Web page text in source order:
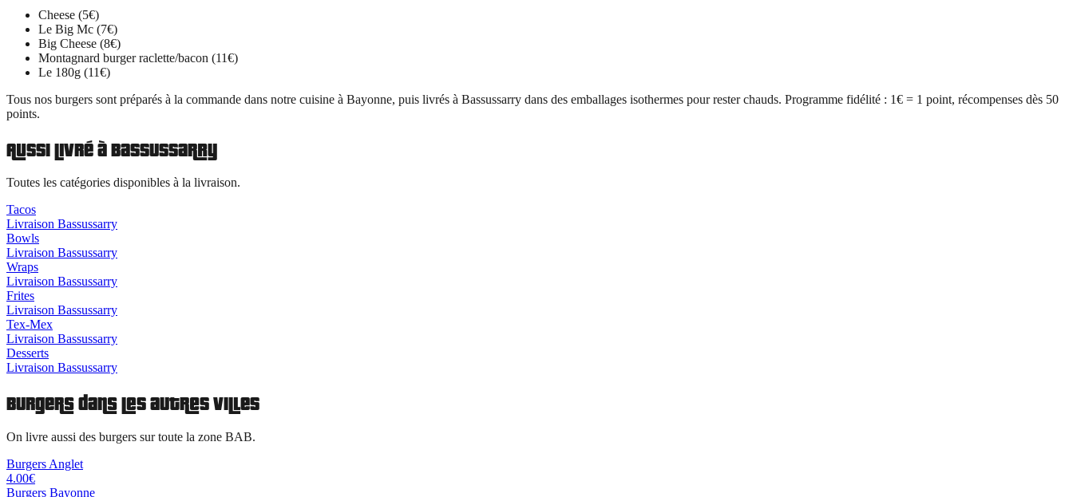
Cheese (5€)
Le Big Mc (7€)
Big Cheese (8€)
Montagnard burger raclette/bacon (11€)
Le 180g (11€)
Tous nos burgers sont préparés à la commande dans notre cuisine à Bayonne, puis livrés à Bassussarry dans des emballages isothermes pour rester chauds. Programme fidélité : 1€ = 1 point, récompenses dès 50
points.
Aussi livré àBassussarry
Toutes les catégories disponibles à la livraison.
Tacos
Livraison Bassussarry
Bowls
Livraison Bassussarry
Wraps
Livraison Bassussarry
Frites
Livraison Bassussarry
Tex-Mex
Livraison Bassussarry
Desserts
Livraison Bassussarry
Burgersdans les autres villes
On livre aussi des burgers sur toute la zone BAB.
Burgers Anglet
4.00€
Burgers Bayonne